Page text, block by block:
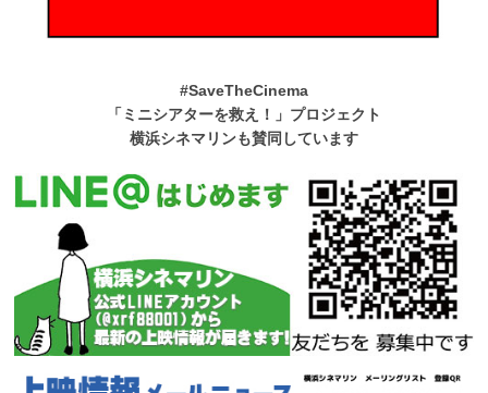
#SaveTheCinema
「ミニシアターを救え！」プロジェクト
横浜シネマリンも賛同しています